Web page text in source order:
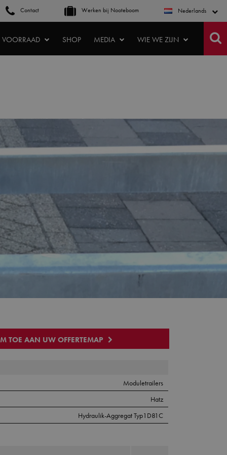
Contact Werken bij Nooteboom Nederlands
VOORRAAD SHOP MEDIA WIE WE ZIJN
TOE AAN UW OFFERTEMAP
Moduletrailers
Hatz
Hydraulik-Aggregat Typ1D81C